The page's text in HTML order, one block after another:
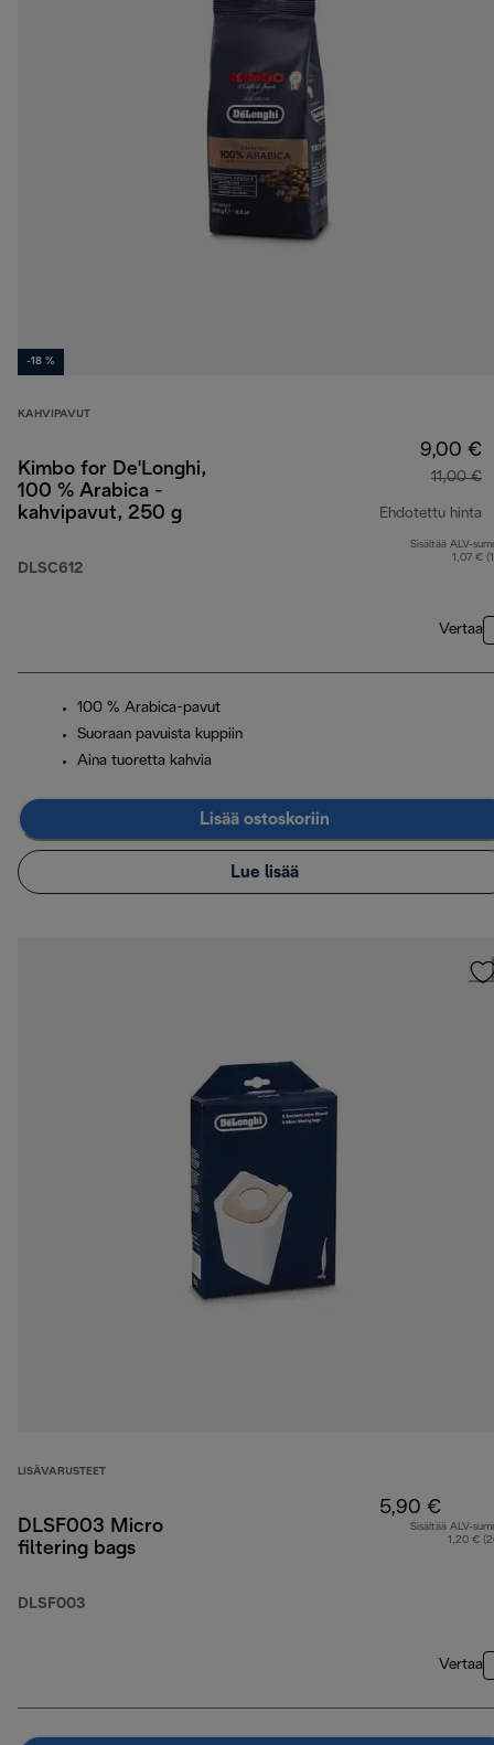
-18 %
KAHVIPAVUT
Kimbo for De'Longhi,
100 % Arabica -
kahvipavut, 250 g
DLSC612
9,00 €
11,00 €
Ehdotettu hinta
Sisältää ALV-
1,07 €
Vertaa
100 % Arabica-pavut
Suoraan pavuista kuppiin
Aina tuoretta kahvia
Lisää ostoskoriin
Lue lisää
LISÄVARUSTEET
DLSF003 Micro
filtering bags
DLSF003
5,90 €
Sisältää ALV-
1,20 €
Vertaa